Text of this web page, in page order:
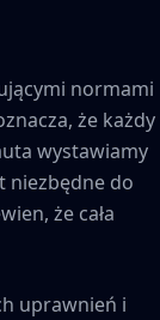
normami
że każdy
wystawiamy
niezbędne do
że cała
uprawnień i